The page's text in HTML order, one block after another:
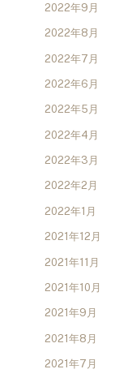
2022年9月
2022年8月
2022年7月
2022年6月
2022年5月
2022年4月
2022年3月
2022年2月
2022年1月
2021年12月
2021年11月
2021年10月
2021年9月
2021年8月
2021年7月